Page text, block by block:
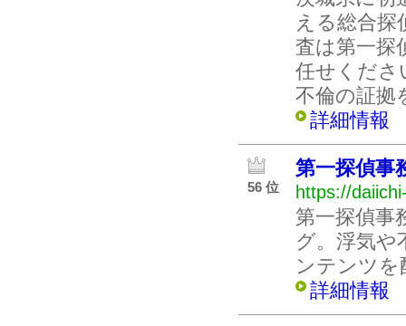
える総合探
査は第一探
任せくださ
不倫の証拠
詳細情報
56 位
第一探偵事
https://
第一探偵事
グ。浮気や
ンテンツを
詳細情報